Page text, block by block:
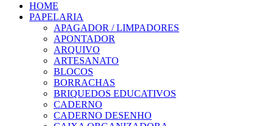
HOME
PAPELARIA
APAGADOR / LIMPADORES
APONTADOR
ARQUIVO
ARTESANATO
BLOCOS
BORRACHAS
BRIQUEDOS EDUCATIVOS
CADERNO
CADERNO DESENHO